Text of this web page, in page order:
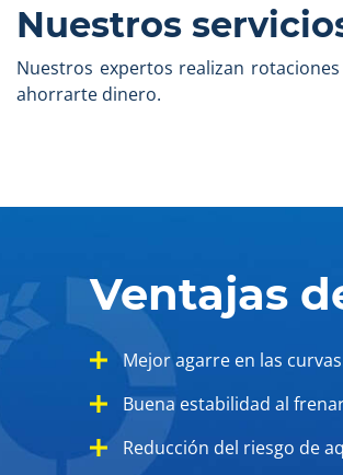
Nuestros
Nuestros expertos realizan
ahorrarte dinero.
Ventajas
Mejor agarre en las curvas
Buena estabilidad al
Reducción del riesgo de